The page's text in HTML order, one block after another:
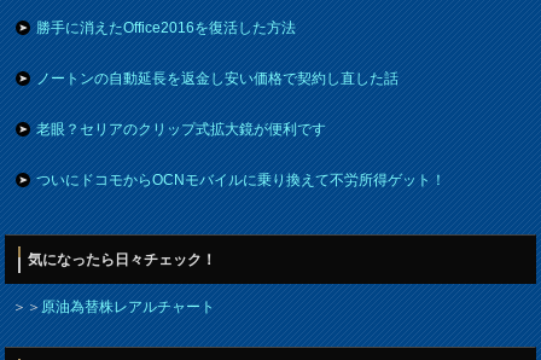
勝手に消えたOffice2016を復活した方法
ノートンの自動延長を返金し安い価格で契約し直した話
老眼？セリアのクリップ式拡大鏡が便利です
ついにドコモからOCNモバイルに乗り換えて不労所得ゲット！
気になったら日々チェック！
＞＞原油為替株レアルチャート